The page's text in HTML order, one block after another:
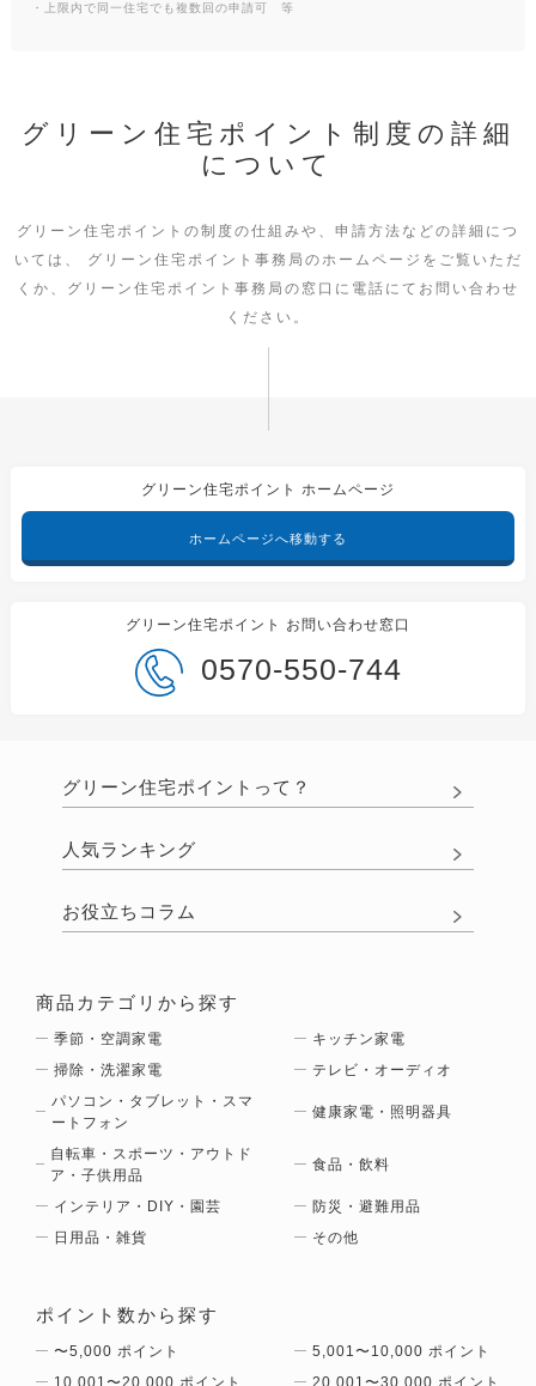
・上限内で同一住宅でも複数回の申請可 等
グリーン住宅ポイント制度の詳細
について
グリーン住宅ポイントの制度の仕組みや、申請方法などの詳細につ
いては、
グリーン住宅ポイント事務局のホームページをご覧いただ
くか、グリーン住宅ポイント事務局の窓口に電話にてお問い合わせ
ください。
グリーン住宅ポイント ホームページ
ホームページへ移動する
グリーン住宅ポイント お問い合わせ窓口
0570-550-744
グリーン住宅ポイントって？
人気ランキング
お役立ちコラム
商品カテゴリから探す
季節・空調家電
キッチン家電
掃除・洗濯家電
テレビ・オーディオ
パソコン・タブレット・スマ
ートフォン
健康家電・照明器具
自転車・スポーツ・アウトド
ア・子供用品
食品・飲料
インテリア・DIY・園芸
防災・避難用品
日用品・雑貨
その他
ポイント数から探す
〜5,000 ポイント
5,001〜10,000 ポイント
10,001〜20,000 ポイント
20,001〜30,000 ポイント